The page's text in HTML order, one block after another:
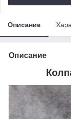
Описание
Описание